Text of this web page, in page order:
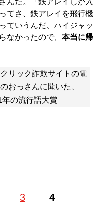
てさ、鉄アレイを飛行機
ていうんだ、ハイジャッ
なかったので、 本当に帰
リック詐欺サイトの電
おっさんに聞いた、
年の流行語大賞
3 4
女子高生と対峙する「対決シ